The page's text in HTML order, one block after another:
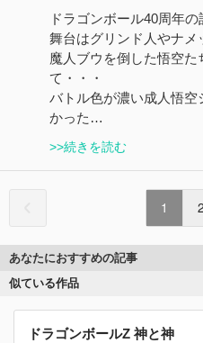
ドラゴンボール40周年の
舞台はグリンド人やナメ
魔人ブウを倒した悟空
て・・・
バトル色が濃い成人悟空
かった…
>>続きを読む
1 2
あなたにおすすめの記事
似ている作品
ドラゴンボールZ 神と神